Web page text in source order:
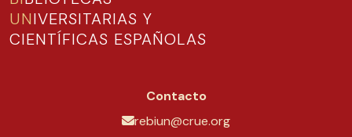
UNIVERSITARIAS Y
CIENTÍFICAS ESPAÑOLAS
Contacto
rebiun@crue.org